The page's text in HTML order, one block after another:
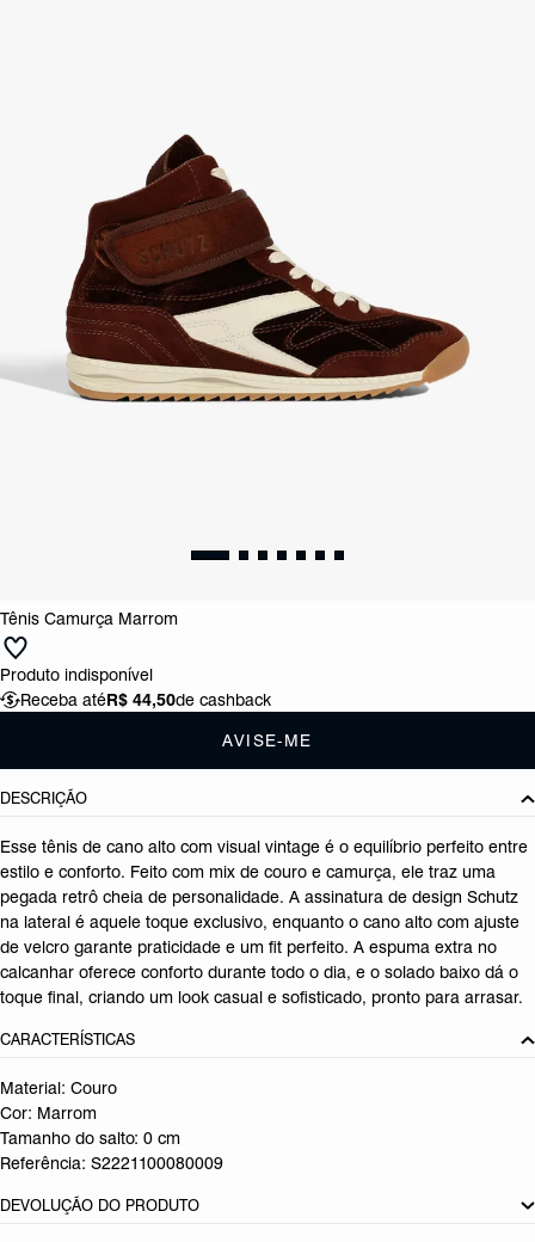
Tênis Camurça Marrom
Produto indisponível
Receba atéR$ 44,50de cashback
AVISE-ME
DESCRIÇÃO
Esse tênis de cano alto com visual vintage é o equilíbrio perfeito entre
estilo e conforto. Feito com mix de couro e camurça, ele traz uma
pegada retrô cheia de personalidade. A assinatura de design Schutz
na lateral é aquele toque exclusivo, enquanto o cano alto com ajuste
de velcro garante praticidade e um fit perfeito. A espuma extra no
calcanhar oferece conforto durante todo o dia, e o solado baixo dá o
toque final, criando um look casual e sofisticado, pronto para arrasar.
CARACTERÍSTICAS
Material: Couro
Cor: Marrom
Tamanho do salto: 0 cm
Referência: S2221100080009
DEVOLUÇÃO DO PRODUTO